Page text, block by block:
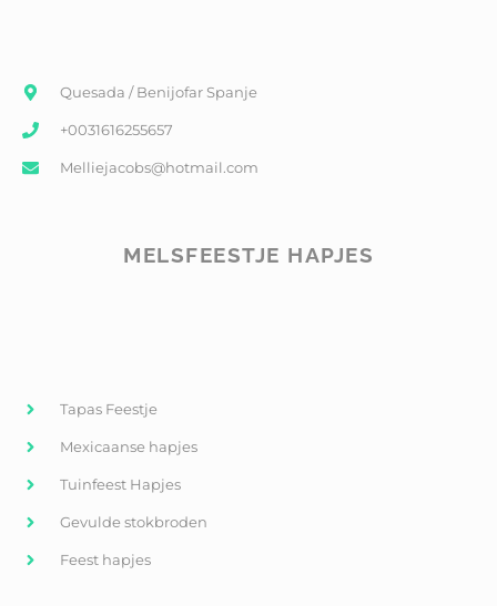
Quesada / Benijofar Spanje
+0031616255657
Melliejacobs@hotmail.com
MELSFEESTJE HAPJES
Tapas Feestje
Mexicaanse hapjes
Tuinfeest Hapjes
Gevulde stokbroden
Feest hapjes